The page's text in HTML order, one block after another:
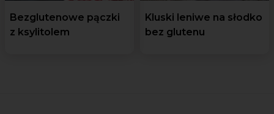
Bezglutenowe pączki
z ksylitolem
Kluski leniwe na słodko
bez glutenu